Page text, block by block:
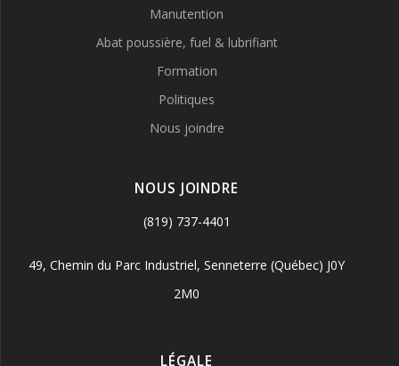
Manutention
Abat poussière, fuel & lubrifiant
Formation
Politiques
Nous joindre
NOUS JOINDRE
(819) 737-4401
49, Chemin du Parc Industriel, Senneterre (Québec) J0Y
2M0
LÉGALE